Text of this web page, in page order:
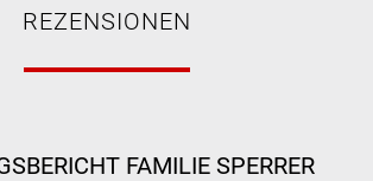
REZENSIONEN
FAMILIE SPERRER